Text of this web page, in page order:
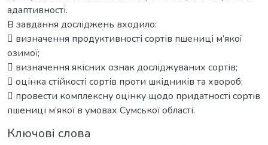
адаптивності.
В завдання досліджень входило:
 визначення продуктивності сортів пшениці м’якої
озимої;
 визначення якісних ознак досліджуваних сортів;
 оцінка стійкості сортів проти шкідників та хвороб;
 провести комплексну оцінку щодо придатності сортів
пшениці м’якої в умовах Сумської області.
Ключові слова